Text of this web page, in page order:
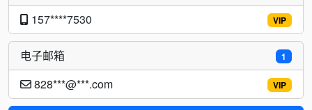
VIP
157****7530
1
电子邮箱
VIP
828***@***.com